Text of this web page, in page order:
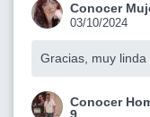
Conocer
03/10/2024
Gracias, muy
Conocer